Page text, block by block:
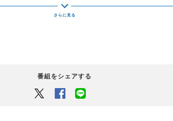
番組をシェアする
Twitter Facebook